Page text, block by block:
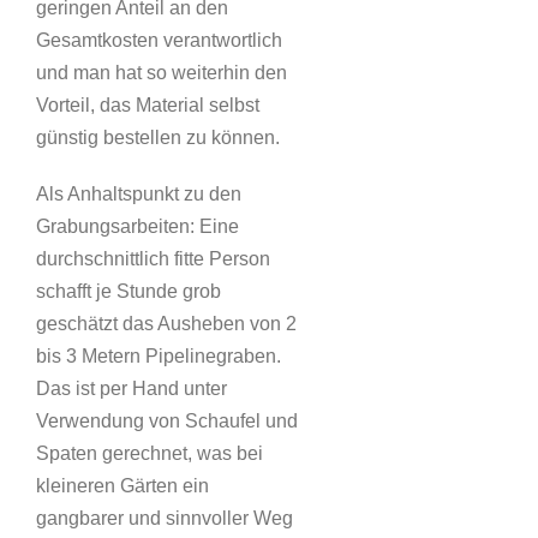
geringen Anteil an den
Gesamtkosten verantwortlich
und man hat so weiterhin den
Vorteil, das Material selbst
günstig bestellen zu können.
Als Anhaltspunkt zu den
Grabungsarbeiten: Eine
durchschnittlich fitte Person
schafft je Stunde grob
geschätzt das Ausheben von 2
bis 3 Metern Pipelinegraben.
Das ist per Hand unter
Verwendung von Schaufel und
Spaten gerechnet, was bei
kleineren Gärten ein
gangbarer und sinnvoller Weg